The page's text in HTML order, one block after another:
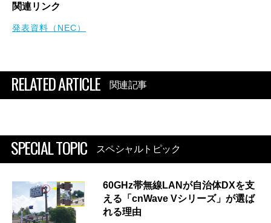
関連リンク
発表資料（NEC）
RELATED ARTICLE 関連記事
SPECIAL TOPIC スペシャルトピック
60GHz帯無線LANが自治体DXを支
える「cnWave Vシリーズ」が選ば
れる理由